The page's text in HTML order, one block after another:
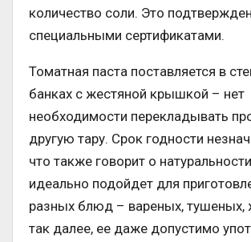
количество соли. Это
специальными сертификатами.
Томатная паста поставляется в
банках с жестяной крышкой – нет
необходимости перекладывать
другую тару. Срок годности
что также говорит о
идеально подойдет для
разных блюд – вареных, тушеных,
так далее, ее даже допустимо